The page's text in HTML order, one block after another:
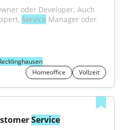
oder Developer. Auch
Service Manager oder
Homeoffice
Vollzeit
Service